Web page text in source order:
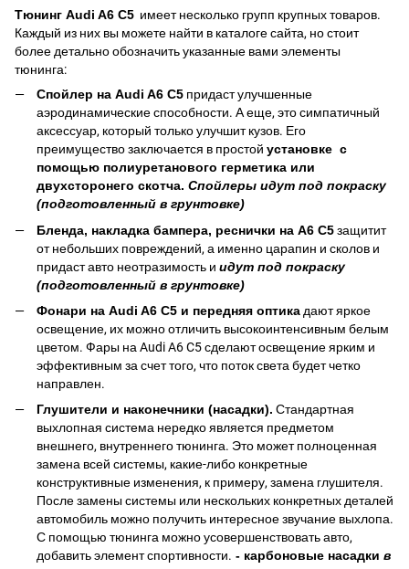
Тюнинг Audi A6 C5 имеет несколько групп крупных товаров.
Каждый из них вы можете найти в каталоге сайта, но стоит
более детально обозначить указанные вами элементы
тюнинга:
Спойлер на Audi A6 C5 придаст улучшенные
аэродинамические способности. А еще, это симпатичный
аксессуар, который только улучшит кузов. Его
преимущество заключается в простой установке с
помощью полиуретанового герметика или
двухсторонего скотча. Спойлеры идут под покраску
(подготовленный в грунтовке)
Бленда, накладка бампера, реснички на А6 С5защитит
от небольших повреждений, а именно царапин и сколов и
придаст авто неотразимость и идут под покраску
(подготовленный в грунтовке)
Фонари на Audi A6 C5 и передняя оптика дают яркое
освещение, их можно отличить высокоинтенсивным белым
цветом. Фары на Audi A6 C5 сделают освещение ярким и
эффективным за счет того, что поток света будет четко
направлен.
Глушители и наконечники (насадки). Стандартная
выхлопная система нередко является предметом
внешнего, внутреннего тюнинга. Это может полноценная
замена всей системы, какие-либо конкретные
конструктивные изменения, к примеру, замена глушителя.
После замены системы или нескольких конкретных деталей
автомобиль можно получить интересное звучание выхлопа.
С помощью тюнинга можно усовершенствовать авто,
добавить элемент спортивности. - карбоновые насадки в